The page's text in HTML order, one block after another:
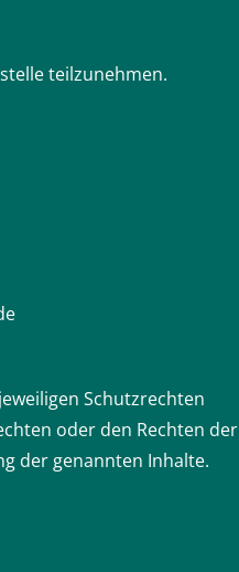
teilzunehmen.
Schutzrechten
oder den Rechten der
der genannten Inhalte.